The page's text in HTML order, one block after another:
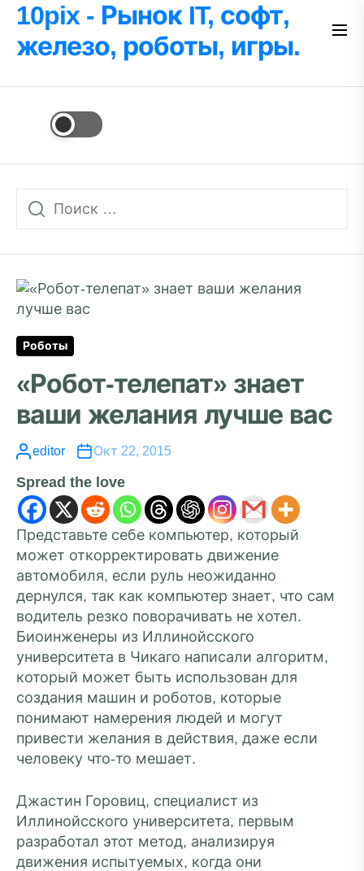
Перейти
содержимому
10pix - Рынок IT, софт,
железо, роботы, игры.
Роботы
«Робот-телепат» знает
ваши желания лучше вас
editor Окт 22, 2015
Spread the love
Представьте себе компьютер, который
может откорректировать движение
автомобиля, если руль неожиданно
дернулся, так как компьютер знает, что сам
водитель резко поворачивать не хотел.
Биоинженеры из Иллинойсского
университета в Чикаго написали алгоритм,
который может быть использован для
создания машин и роботов, которые
понимают намерения людей и могут
привести желания в действия, даже если
человеку что-то мешает.
Джастин Горовиц, специалист из
Иллинойсского университета, первым
разработал этот метод, анализируя
движения испытуемых, когда они